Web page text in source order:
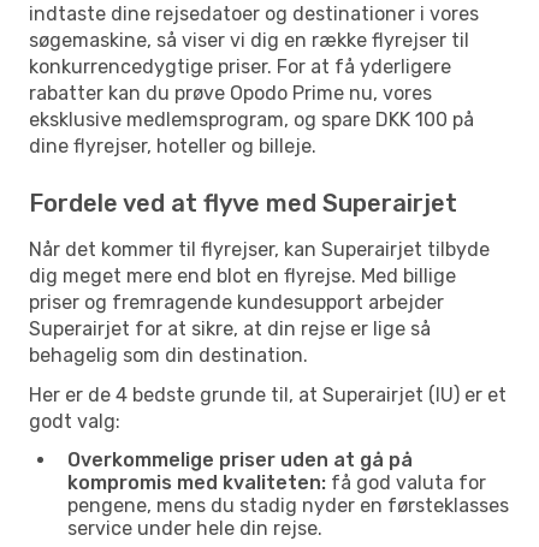
indtaste dine rejsedatoer og destinationer i vores
søgemaskine, så viser vi dig en række flyrejser til
konkurrencedygtige priser. For at få yderligere
rabatter kan du prøve Opodo Prime nu, vores
eksklusive medlemsprogram, og spare DKK 100 på
dine flyrejser, hoteller og billeje.
Fordele ved at flyve med Superairjet
Når det kommer til flyrejser, kan Superairjet tilbyde
dig meget mere end blot en flyrejse. Med billige
priser og fremragende kundesupport arbejder
Superairjet for at sikre, at din rejse er lige så
behagelig som din destination.
Her er de 4 bedste grunde til, at Superairjet (IU) er et
godt valg:
Overkommelige priser uden at gå på
kompromis med kvaliteten: få god valuta for
pengene, mens du stadig nyder en førsteklasses
service under hele din rejse.